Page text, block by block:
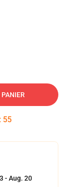
: 54
- Aug. 20